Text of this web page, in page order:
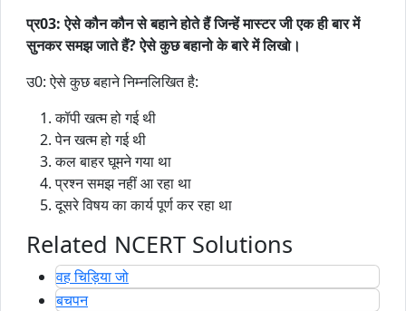
प्र03:ऐसे कौन कौन से बहाने होते हैं जिन्हें मास्टर जी एक ही बार में
सुनकर समझ जाते हैं? ऐसे कुछ बहानो के बारे में लिखो।
उ0: ऐसे कुछ बहाने निम्नलिखित है:
कॉपी खत्म हो गई थी
पेन खत्म हो गई थी
कल बाहर घूमने गया था
प्रश्न समझ नहीं आ रहा था
दूसरे विषय का कार्य पूर्ण कर रहा था
Related NCERT Solutions
वह चिड़िया जो
बचपन